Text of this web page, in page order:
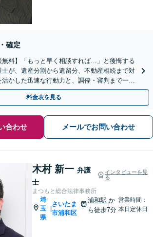
確定
無料】「もっと早く相談すれば…」と後悔する
が、遺産分割から遺留分、不動産相続まで対
かした迅速な行動力と、調停・審判まで一貫
。埼玉県内出張も可能です。
料金表を見る
合わせ メールでお問い合わせ
木村 新一 弁護
士
インタビューを見
る
まつもと総合法律事務所
埼
玉
県
|
さいたま
市浦和区
浦和駅 か
ら徒歩7分
営業時間：
本日定休日